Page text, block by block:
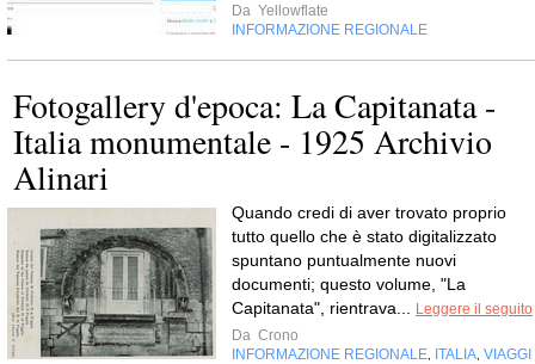
Da Yellowflate
INFORMAZIONE REGIONALE
Fotogallery d'epoca: La Capitanata -
Italia monumentale - 1925 Archivio
Alinari
Quando credi di aver trovato proprio
tutto quello che è stato digitalizzato
spuntano puntualmente nuovi
documenti; questo volume, "La
Capitanata", rientrava...
Leggere il seguito
Da Crono
INFORMAZIONE REGIONALE ITALIA VIAGGI